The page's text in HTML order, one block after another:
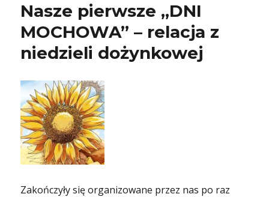
Nasze pierwsze „DNI
MOCHOWA” – relacja z
niedzieli dożynkowej
Zakończyły się organizowane przez nas po raz